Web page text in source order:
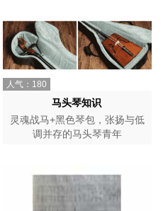
人气：180
马头琴知识
灵魂战马+黑色琴包，张扬与低
调并存的马头琴青年